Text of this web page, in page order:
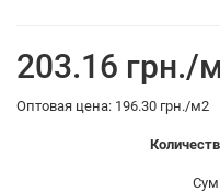
203.16 грн./
Оптовая цена: 196.30 грн./м2